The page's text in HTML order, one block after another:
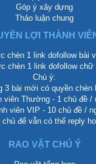
Góp ý xây dựng
Thảo luận chung
LỢI THÀNH
chèn 1 link dofollow bài
chèn 1 link dofollow chữ
Chú ý:
3 bài mới có quyền chèn
viên Thường - 1 chủ đề /
viên VIP - 10 chủ đề /
chủ để vẫn có thể reply
RAO VẶT CHÚ Ý